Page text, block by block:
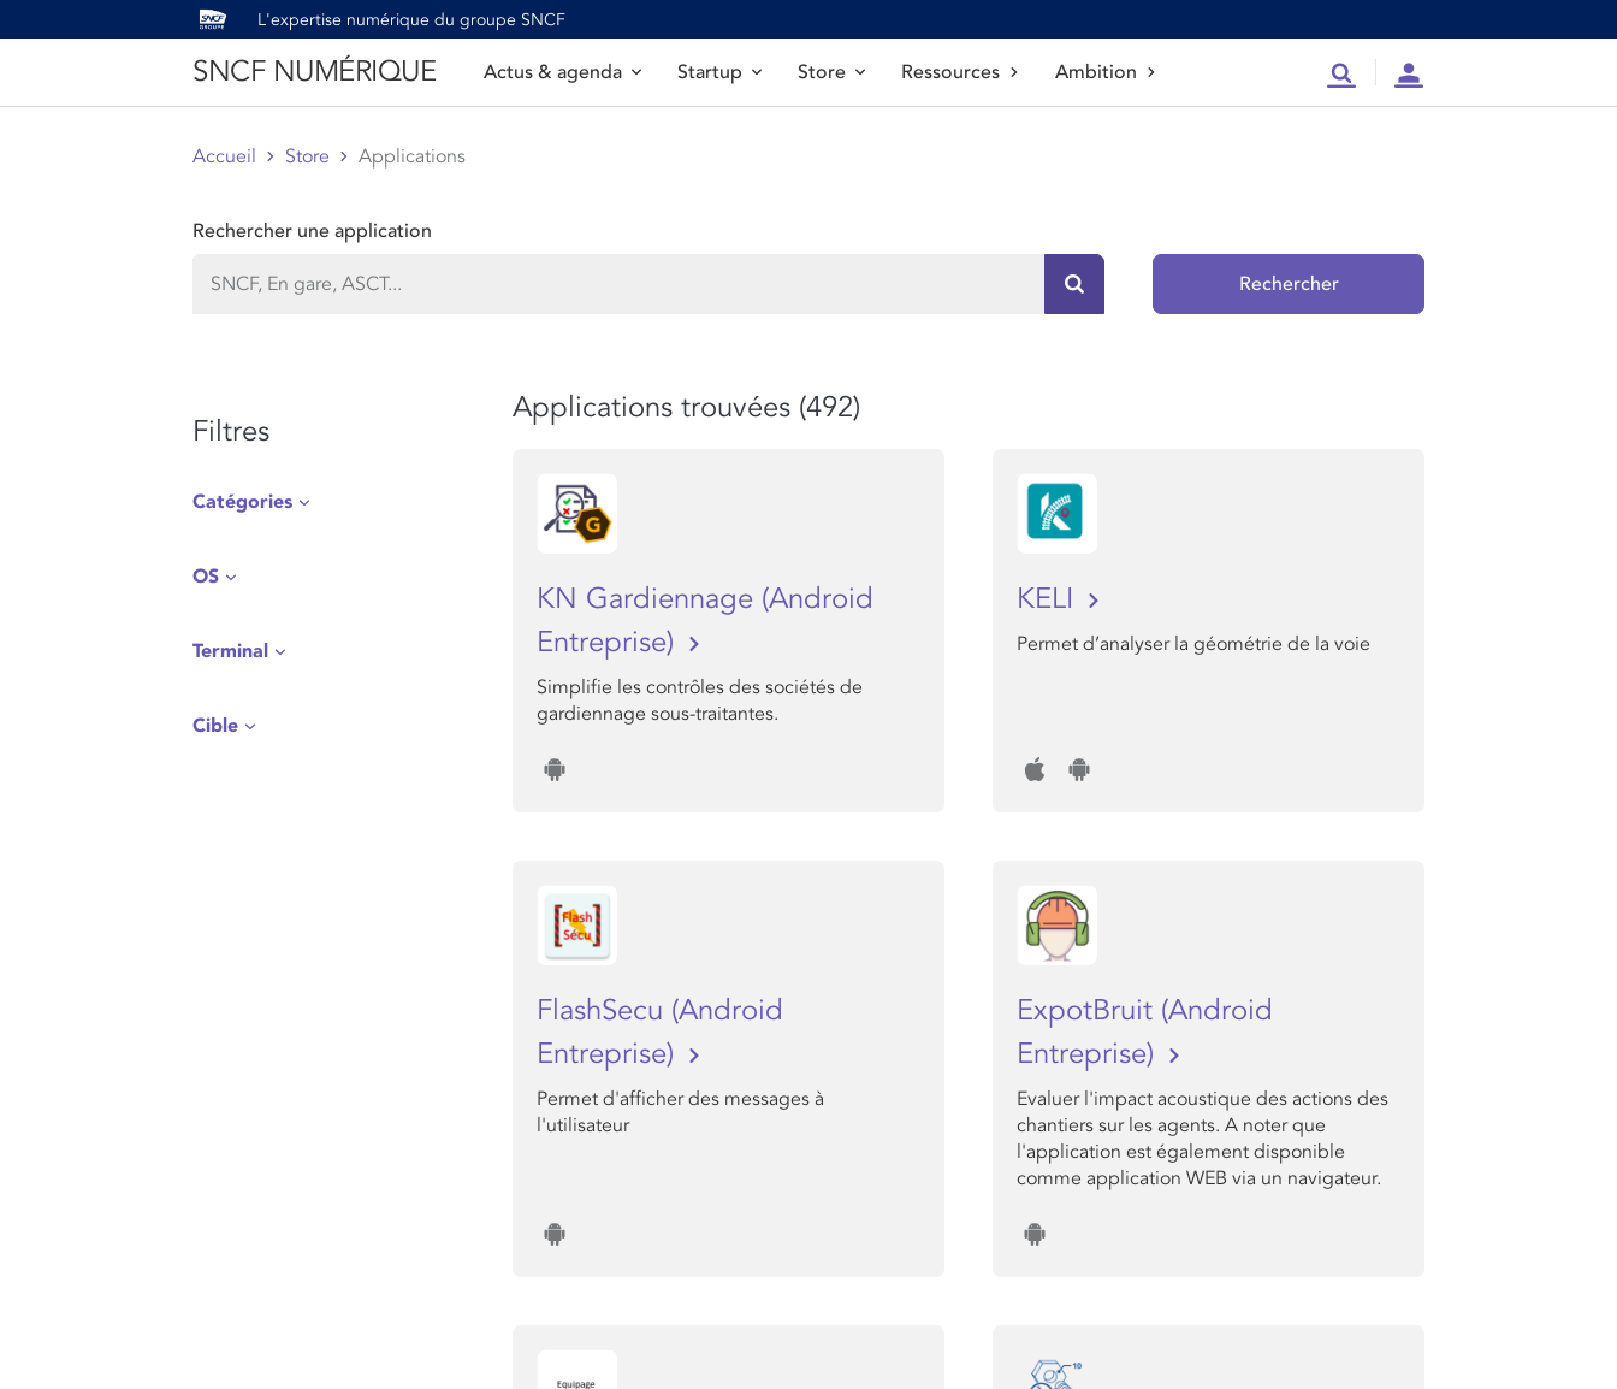
L'expertise numérique du groupe SNCF
SNCF NUMÉRIQUE Actus & agenda Startup Store Ressources Ambition RechercheCompte
Accueil Store Applications
Rechercher une application
Rechercher sur le site
Rechercher
Filtres
Catégories
OS
Terminal
Cible
Applications trouvées (492)
KN Gardiennage (Android
Entreprise)
Simplifie les contrôles des sociétés de
gardiennage sous-traitantes.
KELI
Permet d’analyser la géométrie de la voie
FlashSecu (Android
Entreprise)
Permet d'afficher des messages à
l'utilisateur
ExpotBruit (Android
Entreprise)
Evaluer l'impact acoustique des actions des
chantiers sur les agents. A noter que
l'application est également disponible
comme application WEB via un navigateur.